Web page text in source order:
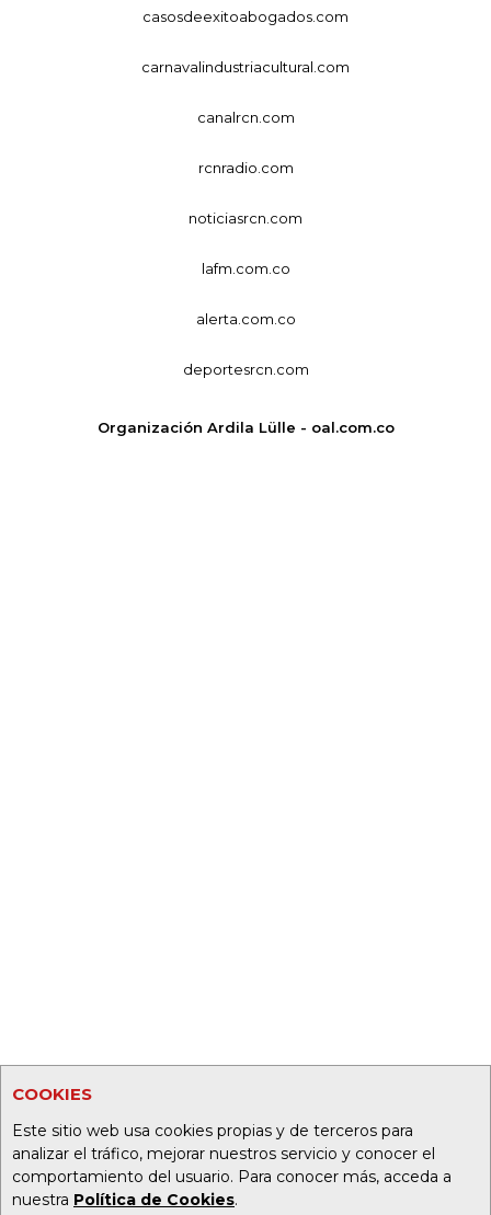
COOKIES
Este sitio web usa cookies propias y de terceros para
analizar el tráfico, mejorar nuestros servicio y conocer el
comportamiento del usuario. Para conocer más, acceda a
nuestra Política de Cookies.
casosdeexitoabogados.com
carnavalindustriacultural.com
canalrcn.com
rcnradio.com
noticiasrcn.com
lafm.com.co
alerta.com.co
deportesrcn.com
Organización Ardila Lülle - oal.com.co